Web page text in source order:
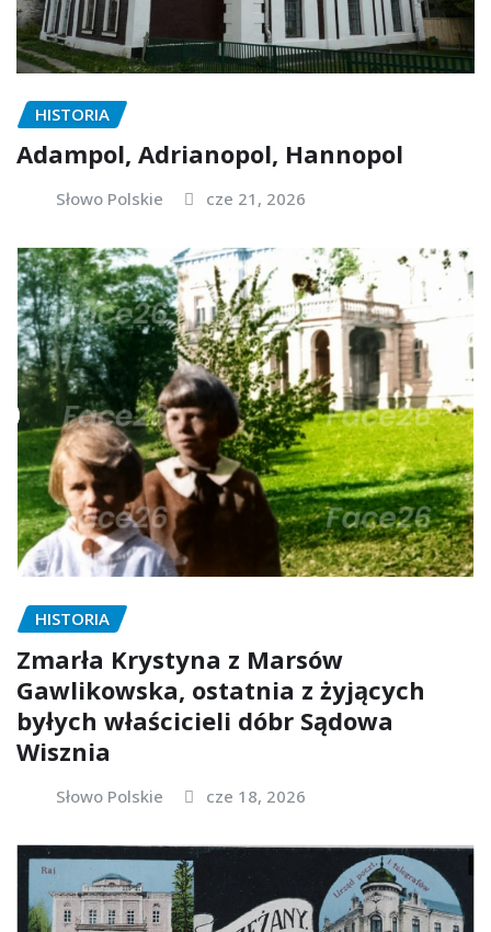
HISTORIA
Adampol, Adrianopol, Hannopol
Słowo Polskie cze 21, 2026
HISTORIA
Zmarła Krystyna z Marsów
Gawlikowska, ostatnia z żyjących
byłych właścicieli dóbr Sądowa
Wisznia
Słowo Polskie cze 18, 2026